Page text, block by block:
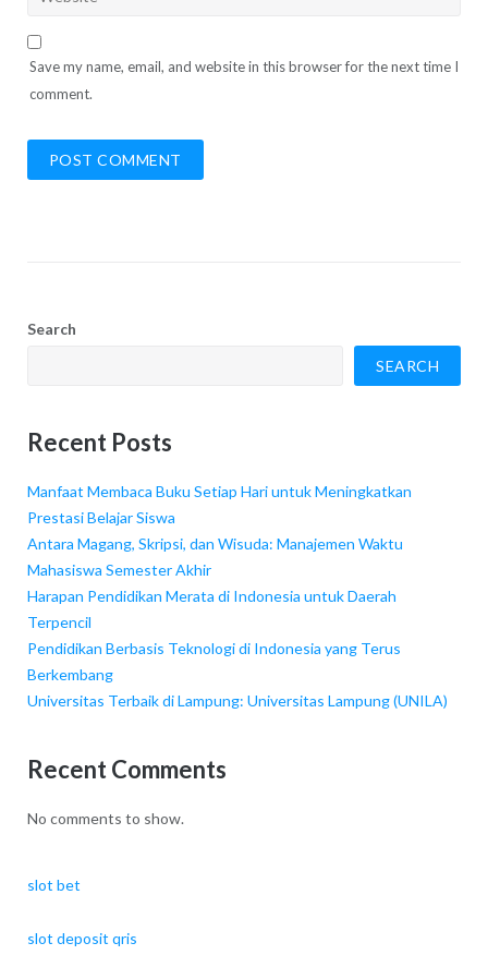
Save my name, email, and website in this browser for the next time I
comment.
Search
SEARCH
Recent Posts
Manfaat Membaca Buku Setiap Hari untuk Meningkatkan
Prestasi Belajar Siswa
Antara Magang, Skripsi, dan Wisuda: Manajemen Waktu
Mahasiswa Semester Akhir
Harapan Pendidikan Merata di Indonesia untuk Daerah
Terpencil
Pendidikan Berbasis Teknologi di Indonesia yang Terus
Berkembang
Universitas Terbaik di Lampung: Universitas Lampung (UNILA)
Recent Comments
No comments to show.
slot bet
slot deposit qris